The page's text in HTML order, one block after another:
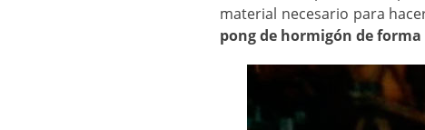
material necesario para
pong de hormigón de